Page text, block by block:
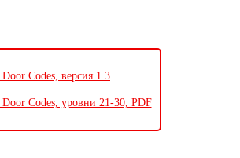
Codes, версия 1.3
Codes, уровни 21-30, PDF